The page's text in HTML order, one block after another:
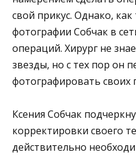
свой прикус. Однако,
фотографии Собчак в
операций. Хирург не
звезды, но с тех пор он
фотографировать своих
Ксения Собчак
корректировки своего
действительно